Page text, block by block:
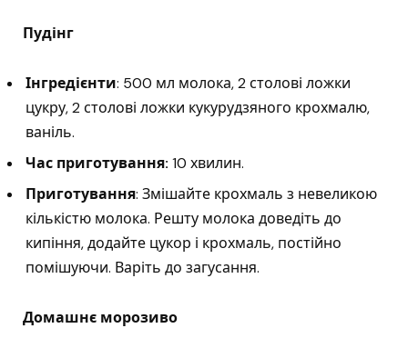
Пудінг
Інгредієнти: 500 мл молока, 2 столові ложки
цукру, 2 столові ложки кукурудзяного крохмалю,
ваніль.
Час приготування: 10 хвилин.
Приготування: Змішайте крохмаль з невеликою
кількістю молока. Решту молока доведіть до
кипіння, додайте цукор і крохмаль, постійно
помішуючи. Варіть до загусання.
Домашнє морозиво